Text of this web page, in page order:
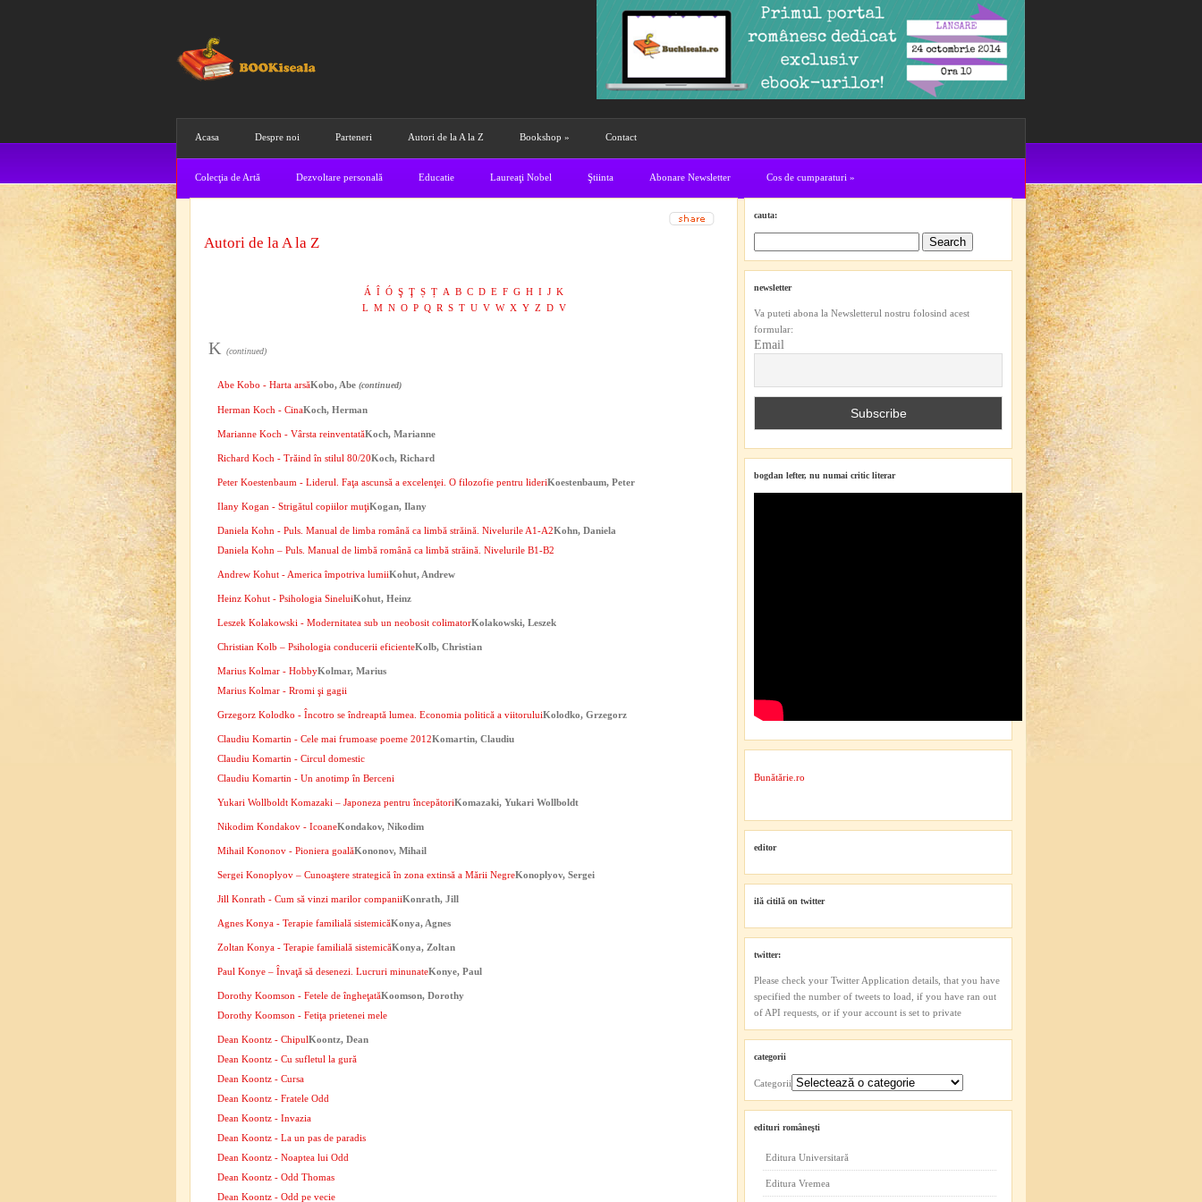
Acasa Despre noi Parteneri Autori de la A la Z Bookshop » Contact
Colecţia de Artă Dezvoltare personală Educatie Laureaţi Nobel Ştiinta Abonare Newsletter Cos de cumparaturi »
Autori de la A la Z
Á Î Ó Ş Ţ Ș Ț A B C D E F G H I J K
L M N O P Q R S T U V W X Y Z D V
K (continued)
Kobo, Abe (continued)
Abe Kobo - Harta arsă
Koch, Herman
Herman Koch - Cina
Koch, Marianne
Marianne Koch - Vârsta reinventată
Koch, Richard
Richard Koch - Trăind în stilul 80/20
Koestenbaum, Peter
Peter Koestenbaum - Liderul. Faţa ascunsă a excelenţei. O filozofie pentru lideri
Kogan, Ilany
Ilany Kogan - Strigătul copiilor muţi
Kohn, Daniela
Daniela Kohn - Puls. Manual de limba română ca limbă străină. Nivelurile A1-A2
Daniela Kohn – Puls. Manual de limbă română ca limbă străină. Nivelurile B1-B2
Kohut, Andrew
Andrew Kohut - America împotriva lumii
Kohut, Heinz
Heinz Kohut - Psihologia Sinelui
Kolakowski, Leszek
Leszek Kolakowski - Modernitatea sub un neobosit colimator
Kolb, Christian
Christian Kolb – Psihologia conducerii eficiente
Kolmar, Marius
Marius Kolmar - Hobby
Marius Kolmar - Rromi şi gagii
Kolodko, Grzegorz
Grzegorz Kolodko - Încotro se îndreaptă lumea. Economia politică a viitorului
Komartin, Claudiu
Claudiu Komartin - Cele mai frumoase poeme 2012
Claudiu Komartin - Circul domestic
Claudiu Komartin - Un anotimp în Berceni
Komazaki, Yukari Wollboldt
Yukari Wollboldt Komazaki – Japoneza pentru începători
Kondakov, Nikodim
Nikodim Kondakov - Icoane
Kononov, Mihail
Mihail Kononov - Pioniera goală
Konoplyov, Sergei
Sergei Konoplyov – Cunoaştere strategică în zona extinsă a Mării Negre
Konrath, Jill
Jill Konrath - Cum să vinzi marilor companii
Konya, Agnes
Agnes Konya - Terapie familială sistemică
Konya, Zoltan
Zoltan Konya - Terapie familială sistemică
Konye, Paul
Paul Konye – Învaţă să desenezi. Lucruri minunate
Koomson, Dorothy
Dorothy Koomson - Fetele de îngheţată
Dorothy Koomson - Fetiţa prietenei mele
Koontz, Dean
Dean Koontz - Chipul
Dean Koontz - Cu sufletul la gură
Dean Koontz - Cursa
Dean Koontz - Fratele Odd
Dean Koontz - Invazia
Dean Koontz - La un pas de paradis
Dean Koontz - Noaptea lui Odd
Dean Koontz - Odd Thomas
Dean Koontz - Odd pe vecie
cauta:
newsletter
Va puteti abona la Newsletterul nostru folosind acest
formular:
Email
bogdan lefter, nu numai critic literar
Bunătărie.ro
editor
ilă citilă on twitter
twitter:
Please check your Twitter Application details, that you have
specified the number of tweets to load, if you have ran out
of API requests, or if your account is set to private
categorii
Categorii
edituri româneşti
Editura Universitară
Editura Vremea